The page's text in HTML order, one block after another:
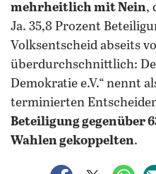
mehrheitlich mit Nein,
Ja. 35,8 Prozent
Volksentscheid abseits
überdurchschnittlich:
Demokratie e.V.“ nennt
terminierten
Beteiligung gegenüber
Wahlen gekoppelten.